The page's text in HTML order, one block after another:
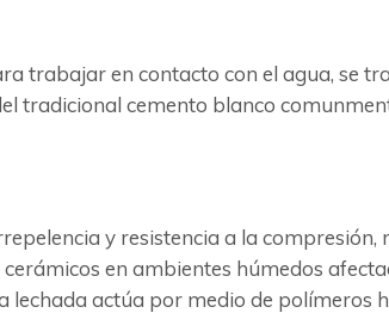
trabajar en contacto con el agua, se
tradicional cemento blanco
y resistencia a la
en ambientes húmedos
lechada actúa por medio de polímeros